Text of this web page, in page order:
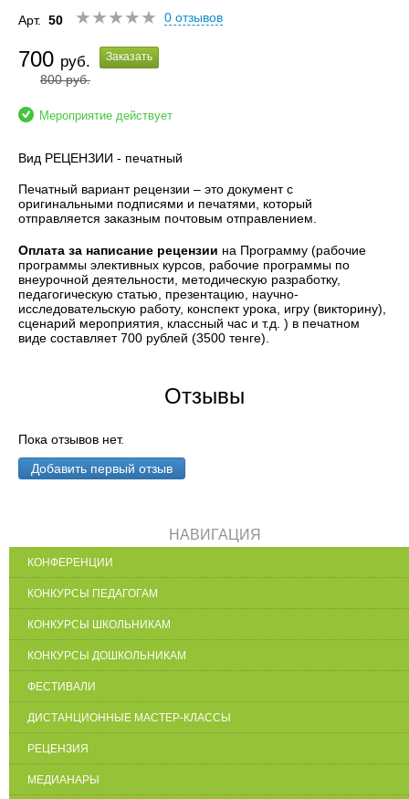
Арт. 50 0 отзывов
700 руб.
800руб.
Заказать
Мероприятие действует
Вид РЕЦЕНЗИИ - печатный
Печатный вариант рецензии – это документ с
оригинальными подписями и печатями, который
отправляется заказным почтовым отправлением.
Оплата за написание рецензии на Программу (рабочие
программы элективных курсов, рабочие программы по
внеурочной деятельности, методическую разработку,
педагогическую статью, презентацию, научно-
исследовательскую работу, конспект урока, игру (викторину),
сценарий мероприятия, классный час и т.д. ) в печатном
виде составляет 700 рублей (3500 тенге).
Отзывы
Пока отзывов нет.
Добавить первый отзыв
НАВИГАЦИЯ
КОНФЕРЕНЦИИ
КОНКУРСЫ ПЕДАГОГАМ
КОНКУРСЫ ШКОЛЬНИКАМ
КОНКУРСЫ ДОШКОЛЬНИКАМ
ФЕСТИВАЛИ
ДИСТАНЦИОННЫЕ МАСТЕР-КЛАССЫ
РЕЦЕНЗИЯ
МЕДИАНАРЫ